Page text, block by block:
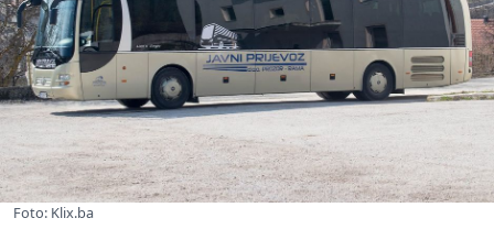
Foto: Klix.ba